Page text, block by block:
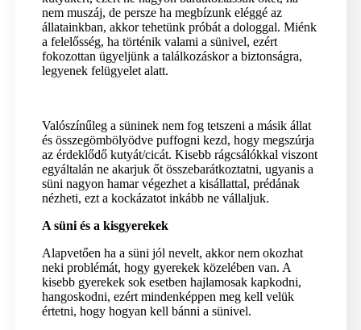
nem muszáj, de persze ha megbízunk eléggé az
állatainkban, akkor tehetünk próbát a dologgal. Miénk
a felelősség, ha történik valami a sünivel, ezért
fokozottan ügyeljünk a találkozáskor a biztonságra,
legyenek felügyelet alatt.
Valószínűleg a süninek nem fog tetszeni a másik állat
és összegömbölyödve puffogni kezd, hogy megszúrja
az érdeklődő kutyát/cicát. Kisebb rágcsálókkal viszont
egyáltalán ne akarjuk őt összebarátkoztatni, ugyanis a
süni nagyon hamar végezhet a kisállattal, prédának
nézheti, ezt a kockázatot inkább ne vállaljuk.
A süni és a kisgyerekek
Alapvetően ha a süni jól nevelt, akkor nem okozhat
neki problémát, hogy gyerekek közelében van. A
kisebb gyerekek sok esetben hajlamosak kapkodni,
hangoskodni, ezért mindenképpen meg kell velük
értetni, hogy hogyan kell bánni a sünivel.